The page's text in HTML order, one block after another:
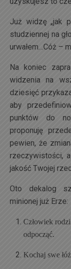
Już widzę „jak
studziennej na
urwałem…Cóż –
Na koniec
widzenia na
dziesięć
aby
punktów do
proponuję
pewien, że
rzeczywistości,
jakość Twojej
Oto dekalog
minionej już Erze:
Człowiek
odpocząć.
Kochaj swe